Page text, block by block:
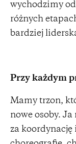
wychodzimy
różnych
bardziej
Przy każdym
Mamy trzon,
nowe osoby.
za koordynację